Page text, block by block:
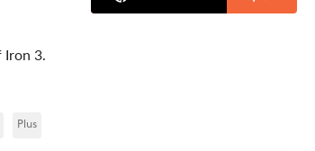
Iron 3.
Plus